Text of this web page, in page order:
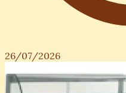
26/07/2026